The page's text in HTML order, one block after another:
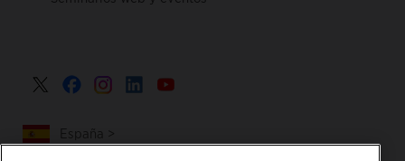
España >